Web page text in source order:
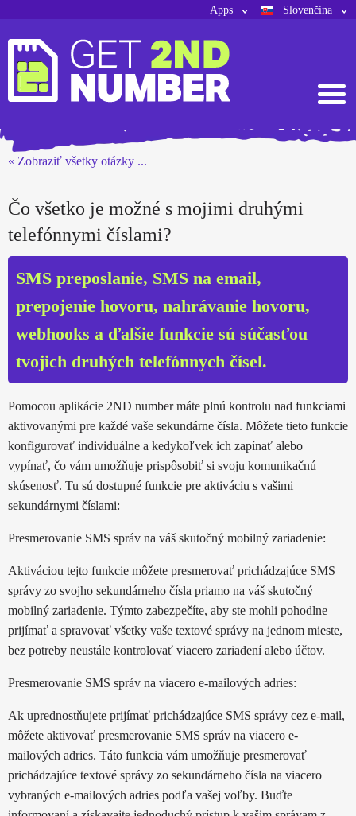
Slovenčina
Apps
« Zobraziť všetky otázky ...
Čo všetko je možné s mojimi druhými
telefónnymi číslami?
SMS preposlanie, SMS na email,
prepojenie hovoru, nahrávanie hovoru,
webhooks a ďalšie funkcie sú súčasťou
tvojich druhých telefónnych čísel.
Pomocou aplikácie 2ND number máte plnú kontrolu nad funkciami
aktivovanými pre každé vaše sekundárne čísla. Môžete tieto funkcie
konfigurovať individuálne a kedykoľvek ich zapínať alebo
vypínať, čo vám umožňuje prispôsobiť si svoju komunikačnú
skúsenosť. Tu sú dostupné funkcie pre aktiváciu s vašimi
sekundárnymi číslami:
Presmerovanie SMS správ na váš skutočný mobilný zariadenie:
Aktiváciou tejto funkcie môžete presmerovať prichádzajúce SMS
správy zo svojho sekundárneho čísla priamo na váš skutočný
mobilný zariadenie. Týmto zabezpečíte, aby ste mohli pohodlne
prijímať a spravovať všetky vaše textové správy na jednom mieste,
bez potreby neustále kontrolovať viacero zariadení alebo účtov.
Presmerovanie SMS správ na viacero e-mailových adries:
Ak uprednostňujete prijímať prichádzajúce SMS správy cez e-mail,
môžete aktivovať presmerovanie SMS správ na viacero e-
mailových adries. Táto funkcia vám umožňuje presmerovať
prichádzajúce textové správy zo sekundárneho čísla na viacero
vybraných e-mailových adries podľa vašej voľby. Buďte